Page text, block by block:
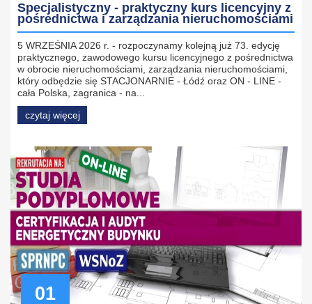
Specjalistyczny - praktyczny kurs licencyjny z
pośrednictwa i zarządzania nieruchomościami
5 WRZEŚNIA 2026 r. - rozpoczynamy kolejną już 73. edycję
praktycznego, zawodowego kursu licencyjnego z pośrednictwa
w obrocie nieruchomościami, zarządzania nieruchomościami,
który odbędzie się STACJONARNIE - Łódź oraz ON - LINE -
cała Polska, zagranica - na...
czytaj więcej
01